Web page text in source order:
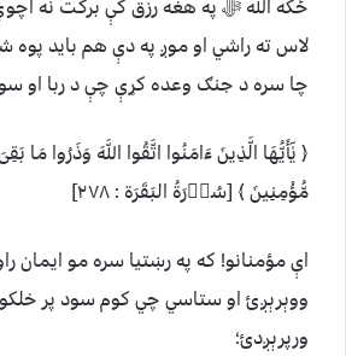
ځکه الله ﷻ په هغه رزق کې برکت نه
لاس ته راشي او موږ په دې هم باید
چا سره د جنګ وعده کړې چې د ربا او
﴿ يٰٓأَيُّهَا الَّذِينَ ءَامَنُوا اتَّقُوا اللَّهَ وَذَرُوا مَا
مُّؤْمِنِينَ ﴾ [سُوۡرَةُ البَقَرَة : ۲۷۸]
اې مؤمنانو! كه په رښتيا سره مو ايمان
ووېرېږئ او ستاسي چي كوم سود پر
ورپرېږدئ؛